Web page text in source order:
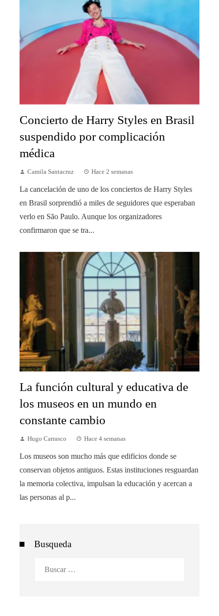
Concierto de Harry Styles en Brasil
suspendido por complicación
médica
Camila Santacruz Hace 2 semanas
La cancelación de uno de los conciertos de Harry Styles
en Brasil sorprendió a miles de seguidores que esperaban
verlo en São Paulo. Aunque los organizadores
confirmaron que se tra...
La función cultural y educativa de
los museos en un mundo en
constante cambio
Hugo Carrasco Hace 4 semanas
Los museos son mucho más que edificios donde se
conservan objetos antiguos. Estas instituciones resguardan
la memoria colectiva, impulsan la educación y acercan a
las personas al p...
Busqueda